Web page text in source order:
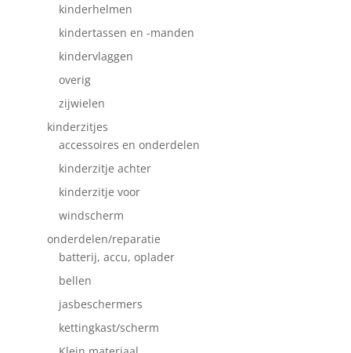
kinderhelmen
kindertassen en -manden
kindervlaggen
overig
zijwielen
kinderzitjes
accessoires en onderdelen
kinderzitje achter
kinderzitje voor
windscherm
onderdelen/reparatie
batterij, accu, oplader
bellen
jasbeschermers
kettingkast/scherm